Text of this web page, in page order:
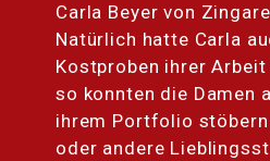
Carla Beyer von
Natürlich hatte Carla
Kostproben ihrer Arbeit
so konnten die Damen
ihrem Portfolio
oder andere